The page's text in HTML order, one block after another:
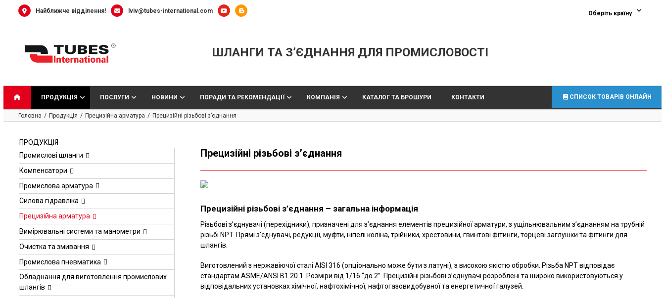
Найближче відділення! lviv@tubes-international.com Оберіть країну
ШЛАНГИ ТА З’ЄДНАННЯ ДЛЯ ПРОМИСЛОВОСТІ
ПРОДУКЦІЯ ПОСЛУГИ НОВИНИ ПОРАДИ ТА РЕКОМЕНДАЦІЇ КОМПАНІЯ КАТАЛОГ ТА БРОШУРИ КОНТАКТИ СПИСОК ТОВАРІВ ОНЛАЙН
Головна Продукція Прецизійна арматура Прецизійні різьбові з’єднання
Прецизійні різьбові з’єднання
Прецизійні різьбові з’єднання – загальна інформація
Різьбові з’єднувачі (перехідники), призначені для з’єднання елементів прецизійної арматури, з ущільнювальним з’єднанням на трубній
різьбі NPT. Прямі з’єднувачі, редукції, муфти, ніпелі коліна, трійники, хрестовини, гвинтові фітинги, торцеві заглушки та фітинги для
шлангів.
Виготовлений з нержавіючої сталі AISI 316 (опціонально може бути з латуні), з високою якістю обробки. Різьба NPT відповідає
стандартам ASME/ANSI B1.20.1. Розміри від 1/16 “до 2”. Прецизійні різьбові з’єднувачі розроблені та широко використовуються у
відповідальних установках хімічної, нафтохімічної, нафтогазовидобувної та енергетичної галузей.
ПРОДУКЦІЯ
Промислові шланги
Компенсатори
Промислова арматура
Силова гідравліка
Прецизійна арматура
Вимірювальні системи та манометри
Очистка та змивання
Промислова пневматика
Обладнання для виготовлення промислових
шлангів